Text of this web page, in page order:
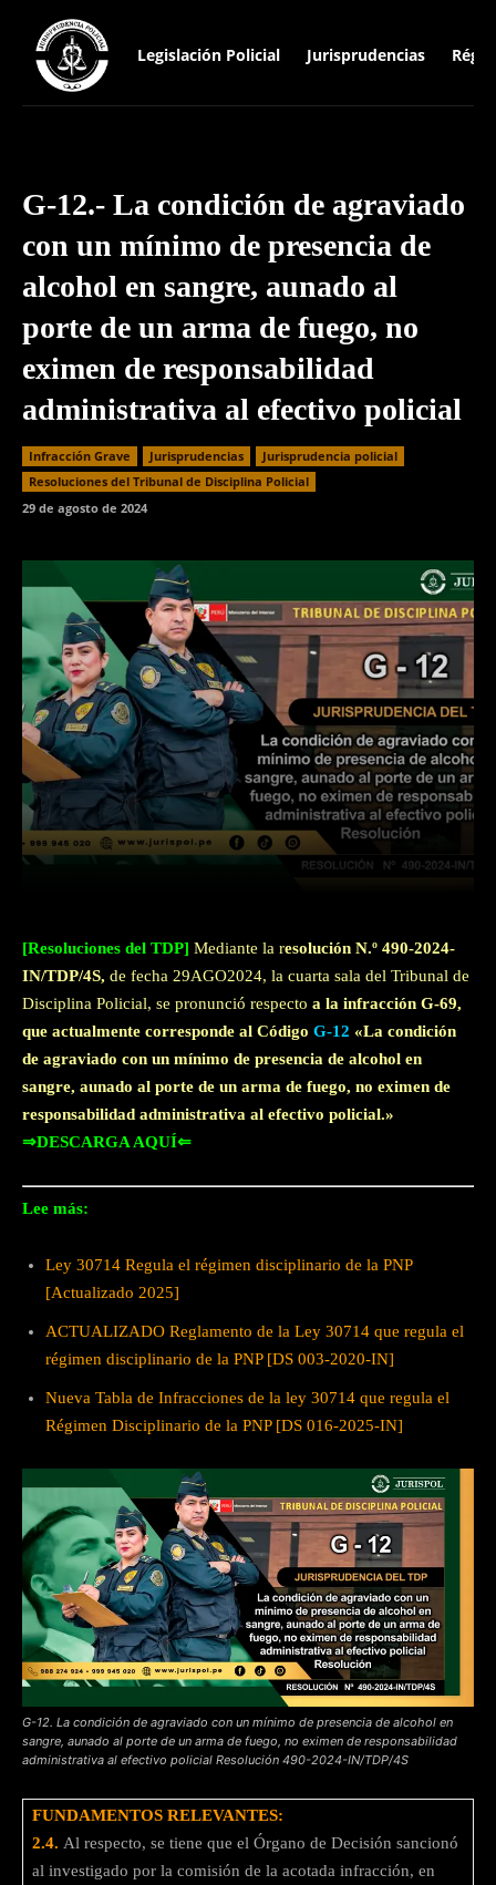
Legislación Policial Jurisprudencias
G-12.- La condición de agraviado
con un mínimo de presencia de
alcohol en sangre, aunado al
porte de un arma de fuego, no
eximen de responsabilidad
administrativa al efectivo policial
Infracción Grave Jurisprudencias
Jurisprudencia policial
Resoluciones del Tribunal de Disciplina Policial
29 de agosto de 2024
WhatsApp
[Resoluciones del TDP] Mediante la resolución N.º 490-2024-
IN/TDP/4S, de fecha 29AGO2024, la cuarta sala del Tribunal de
Disciplina Policial, se pronunció respecto a la infracción G-69,
que actualmente corresponde al Código G-12 «La condición
de agraviado con un mínimo de presencia de alcohol en
sangre, aunado al porte de un arma de fuego, no eximen de
responsabilidad administrativa al efectivo policial.»
⇒DESCARGA AQUÍ⇐
Lee más:
Ley 30714 Regula el régimen disciplinario de la PNP
[Actualizado 2025]
ACTUALIZADO Reglamento de la Ley 30714 que regula el
régimen disciplinario de la PNP [DS 003-2020-IN]
Nueva Tabla de Infracciones de la ley 30714 que regula el
Régimen Disciplinario de la PNP [DS 016-2025-IN]
G-12. La condición de agraviado con un mínimo de presencia de alcohol en
sangre, aunado al porte de un arma de fuego, no eximen de responsabilidad
administrativa al efectivo policial Resolución 490-2024-IN/TDP/4S
FUNDAMENTOS RELEVANTES:
2.4. Al respecto, se tiene que el Órgano de Decisión sancionó
al investigado por la comisión de la acotada infracción, en